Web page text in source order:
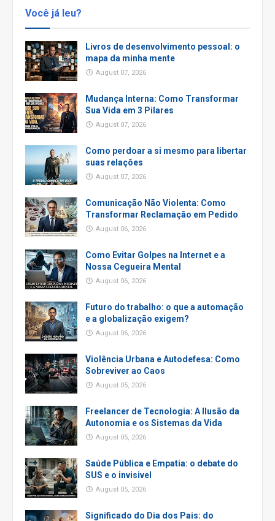
Você já leu?
Livros de desenvolvimento pessoal: o
mapa da minha mente
August 07, 2026
Mudança Interna: Como Transformar
Sua Vida em 3 Pilares
August 07, 2026
Como perdoar a si mesmo para libertar
suas relações
August 07, 2026
Comunicação Não Violenta: Como
Transformar Reclamação em Pedido
August 06, 2026
Como Evitar Golpes na Internet e a
Nossa Cegueira Mental
August 06, 2026
Futuro do trabalho: o que a automação
e a globalização exigem?
August 06, 2026
Violência Urbana e Autodefesa: Como
Sobreviver ao Caos
August 05, 2026
Freelancer de Tecnologia: A Ilusão da
Autonomia e os Sistemas da Vida
August 05, 2026
Saúde Pública e Empatia: o debate do
SUS e o invisivel
August 05, 2026
Significado do Dia dos Pais: do